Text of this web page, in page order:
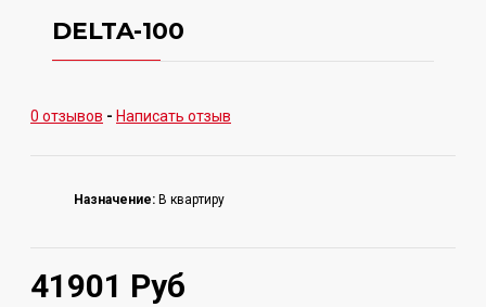
DELTA-100
0 отзывов - Написать отзыв
41901 Руб
Назначение: В квартиру